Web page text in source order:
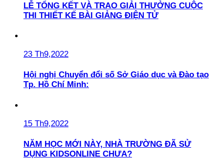
LỄ TỔNG KẾT VÀ TRAO GIẢI THƯỞNG CUỘC
THI THIẾT KẾ BÀI GIẢNG ĐIỆN TỬ
23 Th9,2022
Hội nghị Chuyển đổi số Sở Giáo dục và Đào tạo
Tp. Hồ Chí Minh:
15 Th9,2022
NĂM HỌC MỚI NÀY, NHÀ TRƯỜNG ĐÃ SỬ
DỤNG KIDSONLINE CHƯA?